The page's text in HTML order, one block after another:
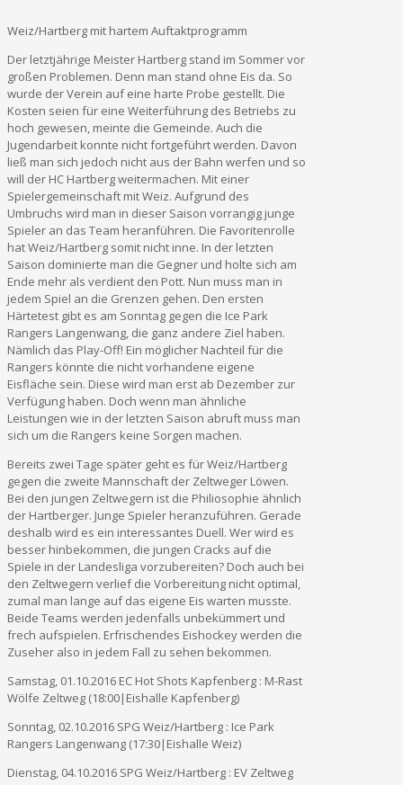
Weiz/Hartberg mit hartem Auftaktprogramm
Der letztjährige Meister Hartberg stand im Sommer vor
großen Problemen. Denn man stand ohne Eis da. So
wurde der Verein auf eine harte Probe gestellt. Die
Kosten seien für eine Weiterführung des Betriebs zu
hoch gewesen, meinte die Gemeinde. Auch die
Jugendarbeit konnte nicht fortgeführt werden. Davon
ließ man sich jedoch nicht aus der Bahn werfen und so
will der HC Hartberg weitermachen. Mit einer
Spielergemeinschaft mit Weiz. Aufgrund des
Umbruchs wird man in dieser Saison vorrangig junge
Spieler an das Team heranführen. Die Favoritenrolle
hat Weiz/Hartberg somit nicht inne. In der letzten
Saison dominierte man die Gegner und holte sich am
Ende mehr als verdient den Pott. Nun muss man in
jedem Spiel an die Grenzen gehen. Den ersten
Härtetest gibt es am Sonntag gegen die Ice Park
Rangers Langenwang, die ganz andere Ziel haben.
Nämlich das Play-Off! Ein möglicher Nachteil für die
Rangers könnte die nicht vorhandene eigene
Eisfläche sein. Diese wird man erst ab Dezember zur
Verfügung haben. Doch wenn man ähnliche
Leistungen wie in der letzten Saison abruft muss man
sich um die Rangers keine Sorgen machen.
Bereits zwei Tage später geht es für Weiz/Hartberg
gegen die zweite Mannschaft der Zeltweger Löwen.
Bei den jungen Zeltwegern ist die Philiosophie ähnlich
der Hartberger. Junge Spieler heranzuführen. Gerade
deshalb wird es ein interessantes Duell. Wer wird es
besser hinbekommen, die jungen Cracks auf die
Spiele in der Landesliga vorzubereiten? Doch auch bei
den Zeltwegern verlief die Vorbereitung nicht optimal,
zumal man lange auf das eigene Eis warten musste.
Beide Teams werden jedenfalls unbekümmert und
frech aufspielen. Erfrischendes Eishockey werden die
Zuseher also in jedem Fall zu sehen bekommen.
Samstag, 01.10.2016 EC Hot Shots Kapfenberg : M-Rast
Wölfe Zeltweg (18:00|Eishalle Kapfenberg)
Sonntag, 02.10.2016 SPG Weiz/Hartberg : Ice Park
Rangers Langenwang (17:30|Eishalle Weiz)
Dienstag, 04.10.2016 SPG Weiz/Hartberg : EV Zeltweg